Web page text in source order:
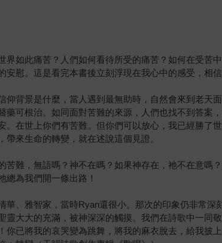
界如此痛苦？人們如何看待所受的痛苦？如何在受苦
安慰。這是看完本書後立刻浮現在我心中的感受，相
仰背景是什麼，當人遇到最無助時，自然會來到老天
藥可根治。如同面對苦難的來源，人們也找不到答案
。在世上你們有苦難。但你們可以放心，我已經勝了
帶來生命的轉變，就在述說這個見證。
苦難，無語嗎？神不在嗎？如果神存在，祂不在意嗎
總為我們開一條出路！
華、雅智家，當時Ryan還很小。那次的印象仍非常
靈大大的充滿，被神深深的觸摸。我們在詩歌中一同
你已將我的哀哭變為跳舞，將我的麻衣脫去，給我披